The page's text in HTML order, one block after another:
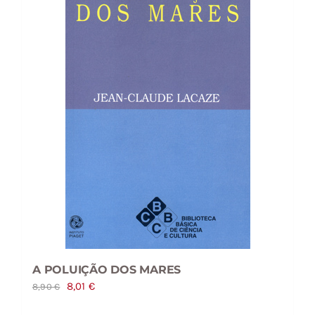
A POLUIÇÃO DOS MARES
8,90€
O
8,01 €O